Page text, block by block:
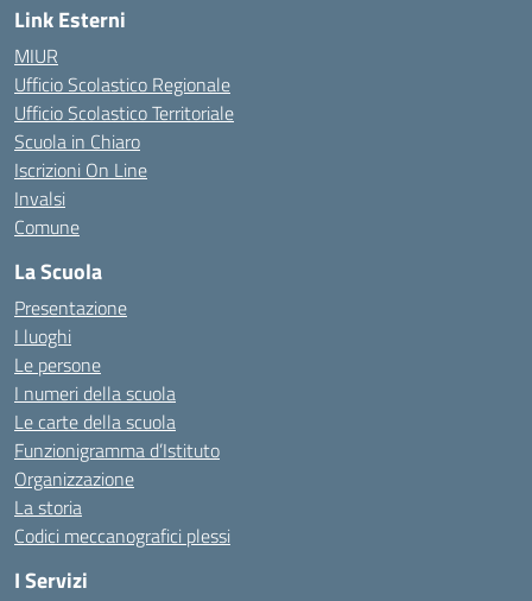
Link Esterni
MIUR
Ufficio Scolastico Regionale
Ufficio Scolastico Territoriale
Scuola in Chiaro
Iscrizioni On Line
Invalsi
Comune
La Scuola
Presentazione
I luoghi
Le persone
I numeri della scuola
Le carte della scuola
Funzionigramma d’Istituto
Organizzazione
La storia
Codici meccanografici plessi
I Servizi